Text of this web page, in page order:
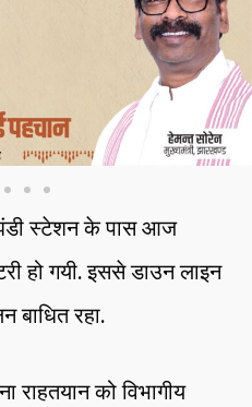
स्टेशन के पास आज
हो गयी. इससे डाउन लाइन
बाधित रहा.
राहतयान को विभागीय